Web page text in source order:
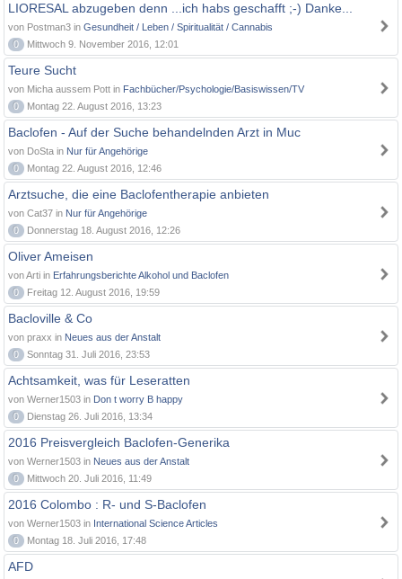
LIORESAL abzugeben denn ...ich habs geschafft ;-) Danke...
von Postman3 in Gesundheit / Leben / Spiritualität / Cannabis
0
Mittwoch 9. November 2016, 12:01
Teure Sucht
von Micha aussem Pott in Fachbücher/Psychologie/Basiswissen/TV
0
Montag 22. August 2016, 13:23
Baclofen - Auf der Suche behandelnden Arzt in Muc
von DoSta in Nur für Angehörige
0
Montag 22. August 2016, 12:46
Arztsuche, die eine Baclofentherapie anbieten
von Cat37 in Nur für Angehörige
0
Donnerstag 18. August 2016, 12:26
Oliver Ameisen
von Arti in Erfahrungsberichte Alkohol und Baclofen
0
Freitag 12. August 2016, 19:59
Bacloville & Co
von praxx in Neues aus der Anstalt
0
Sonntag 31. Juli 2016, 23:53
Achtsamkeit, was für Leseratten
von Werner1503 in Don t worry B happy
0
Dienstag 26. Juli 2016, 13:34
2016 Preisvergleich Baclofen-Generika
von Werner1503 in Neues aus der Anstalt
0
Mittwoch 20. Juli 2016, 11:49
2016 Colombo : R- und S-Baclofen
von Werner1503 in International Science Articles
0
Montag 18. Juli 2016, 17:48
AFD